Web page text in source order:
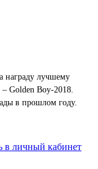
награду лучшему
Golden Boy-2018.
в прошлом году.
в личный кабинет